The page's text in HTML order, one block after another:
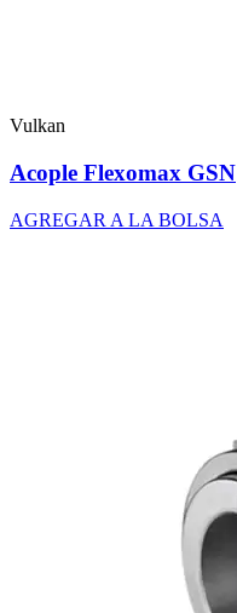
Vulkan
Acople Flexomax GSN
AGREGAR A LA BOLSA